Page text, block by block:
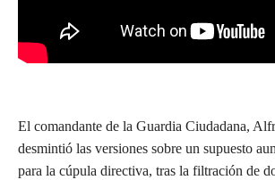
El comandante de la Guardia Ciudadana,
desmintió las versiones sobre un supuesto
para la cúpula directiva, tras la filtración de